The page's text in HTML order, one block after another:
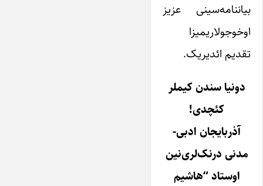
بیاننامه‌سینی ‌عزیز
اوخوجولاریمیزا
تقدیم ائدیریک.
دونیا سندن کیملر
کئچدی!
آذربایجان ادبی-
مدنی درنک‌لری‌نین
اوستاد “هاشیم